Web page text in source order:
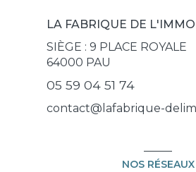
LA FABRIQUE DE
SIÈGE : 9 PLACE ROYALE
64000 PAU
05 59 04 51 74
contact@lafabrique-
NOS RÉSEAUX